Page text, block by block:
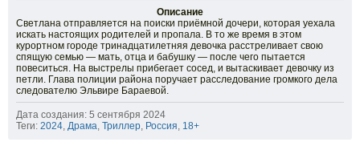
Описание
Светлана отправляется на поиски приёмной дочери, которая уехала
искать настоящих родителей и пропала. В то же время в этом
курортном городе тринадцатилетняя девочка расстреливает свою
спящую семью — мать, отца и бабушку — после чего пытается
повеситься. На выстрелы прибегает сосед, и вытаскивает девочку из
петли. Глава полиции района поручает расследование громкого дела
следователю Эльвире Бараевой.
Дата создания: 5 сентября 2024
Теги: 2024, Драма, Триллер, Россия, 18+